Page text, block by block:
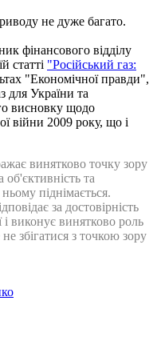
не дуже багато.
фінансового відділу
статті "Російський газ:
"Економічної правди",
для України та
висновку щодо
війни 2009 року, що і
винятково точку зору
та
піднімається.
за достовірність
і виконує винятково роль
збігатися з точкою зору